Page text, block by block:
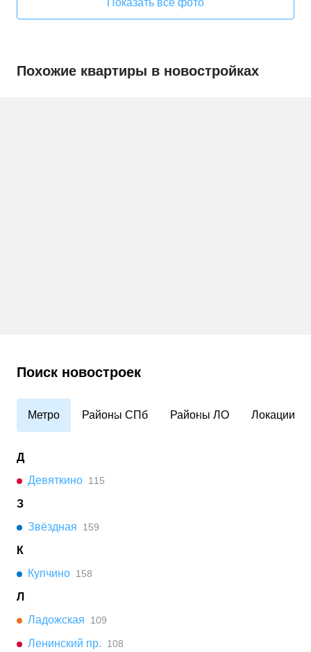
Показать все фото
Похожие квартиры в новостройках
Поиск новостроек
Метро Районы СПб Районы ЛО Локации
Д
Девяткино 115
З
Звёздная
159
К
Купчино 158
Л
Ладожская
109
Ленинский пр. 108